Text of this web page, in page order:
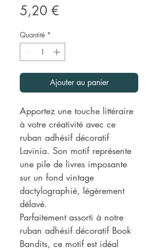
5,20 €
Quantité *
Ajouter au panier
Apportez une touche littéraire
à votre créativité avec ce
ruban adhésif décoratif
Lavinia. Son motif représente
une pile de livres imposante
sur un fond vintage
dactylographié, légèrement
délavé.
Parfaitement assorti à notre
ruban adhésif décoratif Book
Bandits, ce motif est idéal